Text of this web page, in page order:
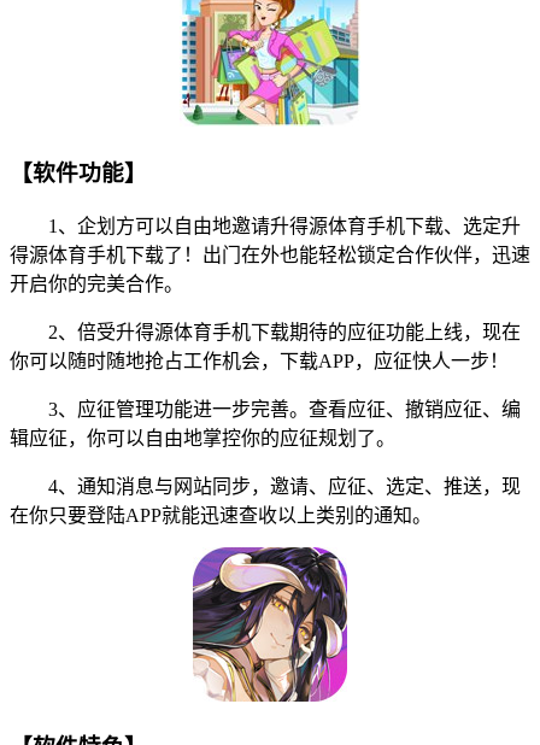
【软件功能】
1、企划方可以自由地邀请升得源体育手机下载、选定升
得源体育手机下载了！出门在外也能轻松锁定合作伙伴，迅速
开启你的完美合作。
2、倍受升得源体育手机下载期待的应征功能上线，现在
你可以随时随地抢占工作机会，下载APP，应征快人一步！
3、应征管理功能进一步完善。查看应征、撤销应征、编
辑应征，你可以自由地掌控你的应征规划了。
4、通知消息与网站同步，邀请、应征、选定、推送，现
在你只要登陆APP就能迅速查收以上类别的通知。